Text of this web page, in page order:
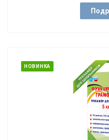
НОВИНКА